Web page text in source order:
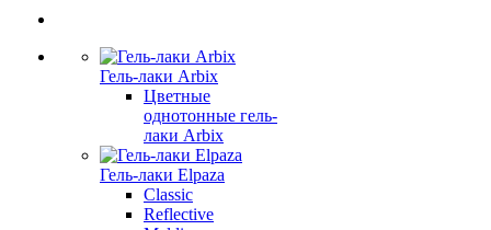
Гель-лаки Arbix
Цветные
однотонные гель-
лаки Arbix
Гель-лаки Elpaza
Classic
Reflective